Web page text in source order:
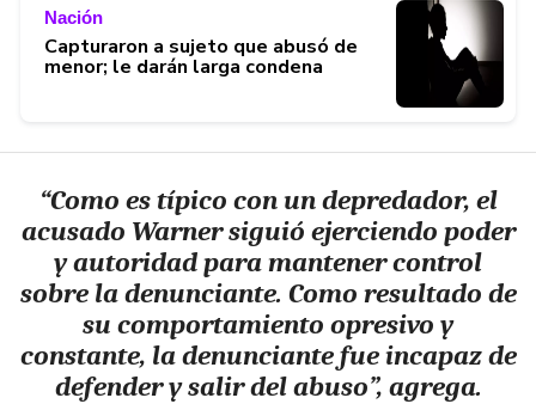
Nación
Capturaron a sujeto que abusó de
menor; le darán larga condena
“Como es típico con un depredador, el
acusado Warner siguió ejerciendo poder
y autoridad para mantener control
sobre la denunciante. Como resultado de
su comportamiento opresivo y
constante, la denunciante fue incapaz de
defender y salir del abuso”, agrega.